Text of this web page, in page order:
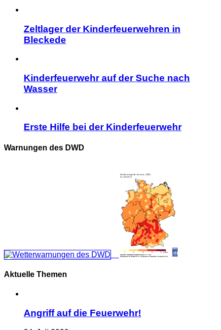
Zeltlager der Kinderfeuerwehren in
Bleckede
Kinderfeuerwehr auf der Suche nach
Wasser
Erste Hilfe bei der Kinderfeuerwehr
Warnungen des DWD
Aktuelle Themen
Angriff auf die Feuerwehr!